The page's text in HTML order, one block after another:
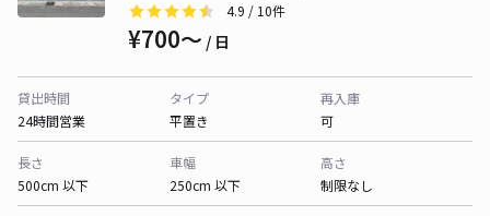
4.9 / 10件
¥700〜 / 日
貸出時間
24時間営業
タイプ
平置き
再入庫
可
長さ
500cm 以下
車幅
250cm 以下
高さ
制限なし